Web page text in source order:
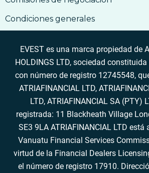
Bitcoin?
17. Cómo aceptar Bitcoin por
17. Cómo aceptar Bitcoin por
servicios
Condiciones generales
EVEST es una marca propiedad de
HOLDINGS LTD, sociedad
con número de registro 12745548,
ATRIAFINANCIAL LTD,
LTD, ATRIAFINANCIAL SA (PTY)
registrada: 11 Blackheath Village
SE3 9LA ATRIAFINANCIAL LTD
Vanuatu Financial Services
virtud de la Financial Dealers
el número de registro 17910.